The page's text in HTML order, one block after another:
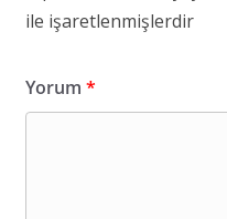
ile işaretlenmişlerdir
Yorum *